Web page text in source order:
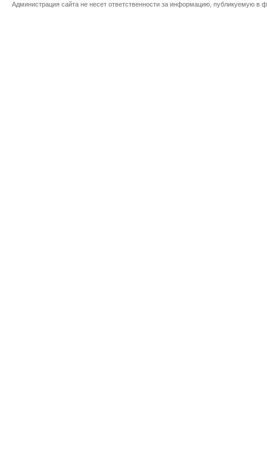
Администрация сайта не несет ответственности за информацию, публикуемую